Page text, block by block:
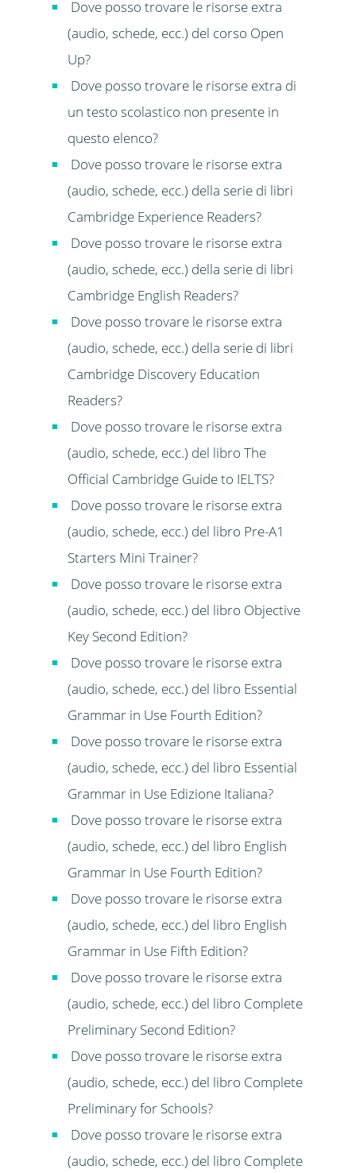
Dove posso trovare le risorse extra
(audio, schede, ecc.) del corso Open
Up?
Dove posso trovare le risorse extra di
un testo scolastico non presente in
questo elenco?
Dove posso trovare le risorse extra
(audio, schede, ecc.) della serie di libri
Cambridge Experience Readers?
Dove posso trovare le risorse extra
(audio, schede, ecc.) della serie di libri
Cambridge English Readers?
Dove posso trovare le risorse extra
(audio, schede, ecc.) della serie di libri
Cambridge Discovery Education
Readers?
Dove posso trovare le risorse extra
(audio, schede, ecc.) del libro The
Official Cambridge Guide to IELTS?
Dove posso trovare le risorse extra
(audio, schede, ecc.) del libro Pre-A1
Starters Mini Trainer?
Dove posso trovare le risorse extra
(audio, schede, ecc.) del libro Objective
Key Second Edition?
Dove posso trovare le risorse extra
(audio, schede, ecc.) del libro Essential
Grammar in Use Fourth Edition?
Dove posso trovare le risorse extra
(audio, schede, ecc.) del libro Essential
Grammar in Use Edizione Italiana?
Dove posso trovare le risorse extra
(audio, schede, ecc.) del libro English
Grammar in Use Fourth Edition?
Dove posso trovare le risorse extra
(audio, schede, ecc.) del libro English
Grammar in Use Fifth Edition?
Dove posso trovare le risorse extra
(audio, schede, ecc.) del libro Complete
Preliminary Second Edition?
Dove posso trovare le risorse extra
(audio, schede, ecc.) del libro Complete
Preliminary for Schools?
Dove posso trovare le risorse extra
(audio, schede, ecc.) del libro Complete